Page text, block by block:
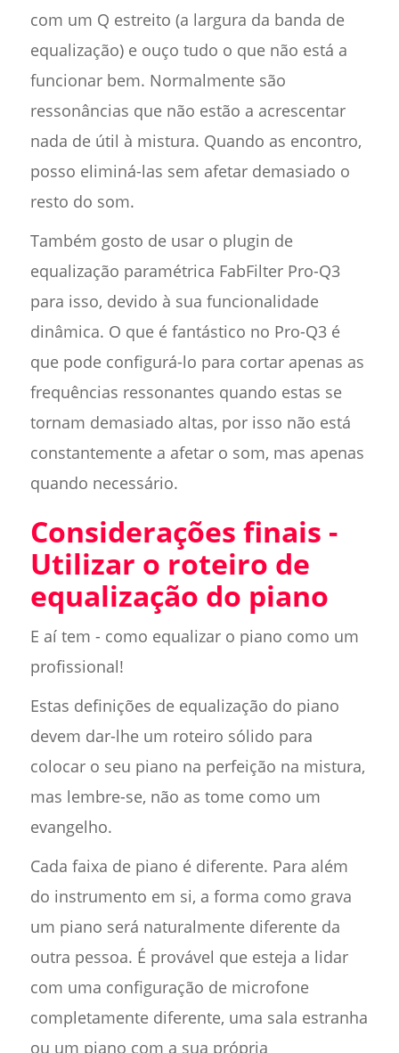
com um Q estreito (a largura da banda de
equalização) e ouço tudo o que não está a
funcionar bem. Normalmente são
ressonâncias que não estão a acrescentar
nada de útil à mistura. Quando as encontro,
posso eliminá-las sem afetar demasiado o
resto do som.
Também gosto de usar o plugin de
equalização paramétrica FabFilter Pro-Q3
para isso, devido à sua funcionalidade
dinâmica. O que é fantástico no Pro-Q3 é
que pode configurá-lo para cortar apenas as
frequências ressonantes quando estas se
tornam demasiado altas, por isso não está
constantemente a afetar o som, mas apenas
quando necessário.
Considerações finais -
Utilizar o roteiro de
equalização do piano
E aí tem - como equalizar o piano como um
profissional!
Estas definições de equalização do piano
devem dar-lhe um roteiro sólido para
colocar o seu piano na perfeição na mistura,
mas lembre-se, não as tome como um
evangelho.
Cada faixa de piano é diferente. Para além
do instrumento em si, a forma como grava
um piano será naturalmente diferente da
outra pessoa. É provável que esteja a lidar
com uma configuração de microfone
completamente diferente, uma sala estranha
ou um piano com a sua própria